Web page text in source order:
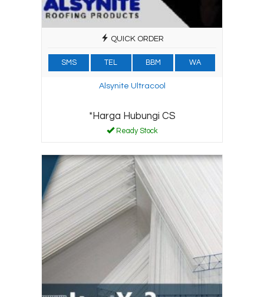
QUICK ORDER
SMS TEL BBM WA
Alsynite Ultracool
*Harga Hubungi CS
Ready Stock